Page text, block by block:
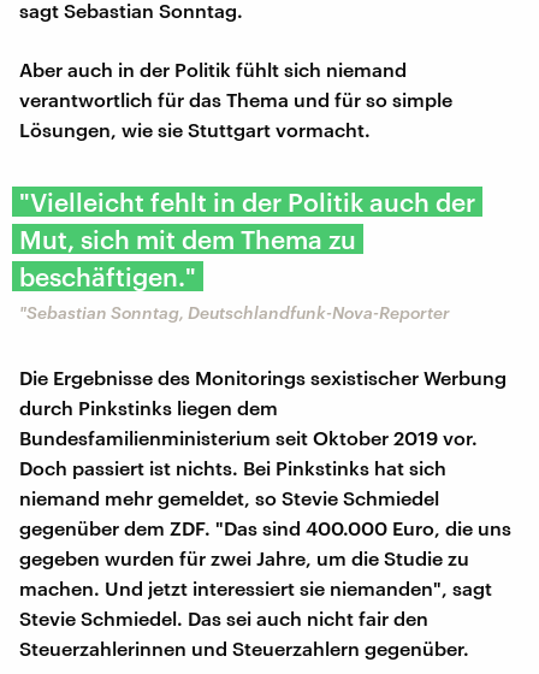
sagt Sebastian Sonntag.
Aber auch in der Politik fühlt sich niemand
verantwortlich für das Thema und für so simple
Lösungen, wie sie Stuttgart vormacht.
"Vielleicht fehlt in der Politik auch der
Mut, sich mit dem Thema zu
beschäftigen."
"Sebastian Sonntag, Deutschlandfunk-Nova-Reporter
Die Ergebnisse des Monitorings sexistischer Werbung
durch Pinkstinks liegen dem
Bundesfamilienministerium seit Oktober 2019 vor.
Doch passiert ist nichts. Bei Pinkstinks hat sich
niemand mehr gemeldet, so Stevie Schmiedel
gegenüber dem ZDF. "Das sind 400.000 Euro, die uns
gegeben wurden für zwei Jahre, um die Studie zu
machen. Und jetzt interessiert sie niemanden", sagt
Stevie Schmiedel. Das sei auch nicht fair den
Steuerzahlerinnen und Steuerzahlern gegenüber.